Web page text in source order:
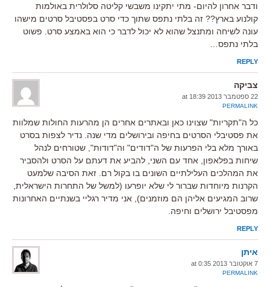
ודבר אחרון להיום- מתי יתקינו משבשי קליטה סלולרית באולמות
קולנוע בארץ?? זה בלתי נתפס שתוך כדי סרט בפסטיבל סרטים מישהו
עונה לשיחה ומתנצל שהוא לא יכול לדבר כי הוא באמצע סרט. פשוט
בלתי נתפס…
REPLY
צביקה
22 ספטמבר 2013 at 18:39
PERMALINK
כל ה"תקריות" שצוינו כאן ובאתרים אחרים הן מהרעות החולות שמלוות
את פסטיבלי הסרטים בחיפה ובירושלים מדי שנה. נדיר לצפות בסרט
באורך מלא בלי הפרעות של ה"דודים" וה"דודות", שטורחים לנהל
שיחות בפלאפון, אחד עם השני, להביע את דעתם על הסרט ולהסביר
את המהלכים העלילתיים השונים בו בקול רם. זאת הסיבה שלמעט
הקרנות מיוחדות שברור לי שלא יופרעו (למשל של התחרות הישראלית,
שרוב המגיעים אליהן הם מוזמנים), אני מדיר רגליי בשנתיים האחרונות
מפסטיבל ירושלים וחיפה.
REPLY
איתן
7 אוקטובר 2013 at 0:35
PERMALINK